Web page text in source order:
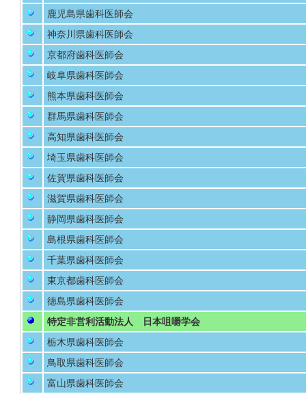
鹿児島県歯科医師会
神奈川県歯科医師会
京都府歯科医師会
岐阜県歯科医師会
熊本県歯科医師会
群馬県歯科医師会
高知県歯科医師会
埼玉県歯科医師会
佐賀県歯科医師会
滋賀県歯科医師会
静岡県歯科医師会
島根県歯科医師会
千葉県歯科医師会
東京都歯科医師会
徳島県歯科医師会
特定非営利活動法人 日本咀嚼学会
栃木県歯科医師会
鳥取県歯科医師会
富山県歯科医師会